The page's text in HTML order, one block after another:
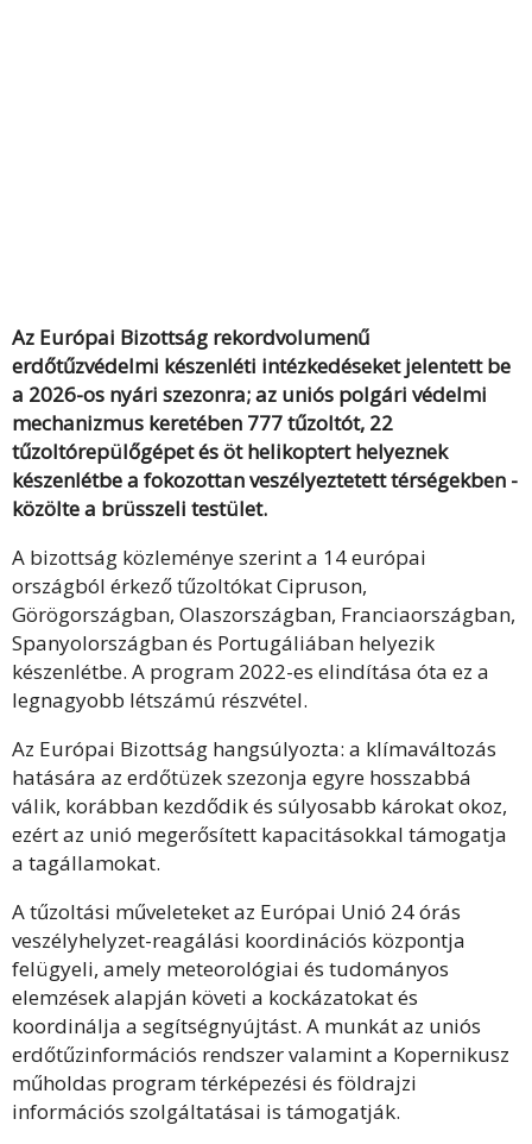
Az Európai Bizottság rekordvolumenű
erdőtűzvédelmi készenléti intézkedéseket jelentett be
a 2026-os nyári szezonra; az uniós polgári védelmi
mechanizmus keretében 777 tűzoltót, 22
tűzoltórepülőgépet és öt helikoptert helyeznek
készenlétbe a fokozottan veszélyeztetett térségekben -
közölte a brüsszeli testület.
A bizottság közleménye szerint a 14 európai
országból érkező tűzoltókat Cipruson,
Görögországban, Olaszországban, Franciaországban,
Spanyolországban és Portugáliában helyezik
készenlétbe. A program 2022-es elindítása óta ez a
legnagyobb létszámú részvétel.
Az Európai Bizottság hangsúlyozta: a klímaváltozás
hatására az erdőtüzek szezonja egyre hosszabbá
válik, korábban kezdődik és súlyosabb károkat okoz,
ezért az unió megerősített kapacitásokkal támogatja
a tagállamokat.
A tűzoltási műveleteket az Európai Unió 24 órás
veszélyhelyzet-reagálási koordinációs központja
felügyeli, amely meteorológiai és tudományos
elemzések alapján követi a kockázatokat és
koordinálja a segítségnyújtást. A munkát az uniós
erdőtűzinformációs rendszer valamint a Kopernikusz
műholdas program térképezési és földrajzi
információs szolgáltatásai is támogatják.